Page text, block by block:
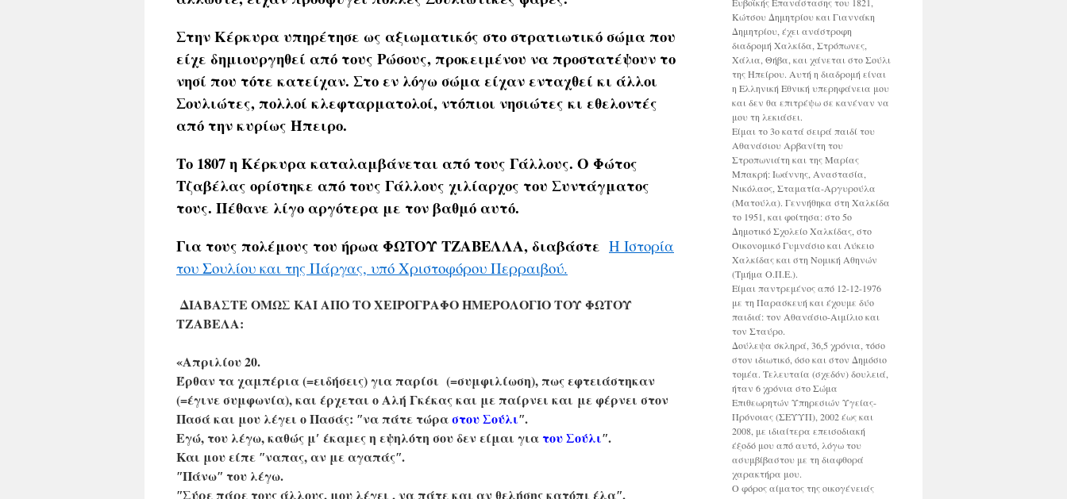
Στην Κέρκυρα υπηρέτησε ως αξιωματικός στο στρατιωτικό σώμα που
είχε δημιουργηθεί από τους Ρώσους, προκειμένου να προστατέψουν το
νησί που τότε κατείχαν. Στο εν λόγω σώμα είχαν ενταχθεί κι άλλοι
Σουλιώτες, πολλοί κλεφταρματολοί, ντόπιοι νησιώτες κι εθελοντές
από την κυρίως Ήπειρο.
Το 1807 η Κέρκυρα καταλαμβάνεται από τους Γάλλους. Ο Φώτος
Τζαβέλας ορίστηκε από τους Γάλλους χιλίαρχος του Συντάγματος
τους. Πέθανε λίγο αργότερα με τον βαθμό αυτό.
Για τους πολέμους του ήρωα ΦΩΤΟΥ ΤΖΑΒΕΛΛΑ, διαβάστε Η Ιστορία
του Σουλίου και της Πάργας, υπό Χριστοφόρου Περραιβού.
ΔΙΑΒΑΣΤΕ ΟΜΩΣ ΚΑΙ ΑΠΟ ΤΟ ΧΕΙΡΟΓΡΑΦΟ ΗΜΕΡΟΛΟΓΙΟ ΤΟΥ ΦΩΤΟΥ
ΤΖΑΒΕΛΑ:
«Απριλίου 20.
Έρθαν τα χαμπέρια (=ειδήσεις) για παρίσι (=συμφιλίωση), πωςεφτειάστηκαν
(=έγινε συμφωνία), και έρχεται ο Αλή Γκέκας και με παίρνει και με φέρνει στον
Πασά και μου λέγει ο Πασάς: ʺνα πάτε τώραστου Σούλιʺ.
Εγώ, του λέγω,καθώς μʹ έκαμες η εψηλότη σου δεν είμαι γιατου Σούλιʺ.
Και μου είπε ʺναπας, αν με αγαπάςʺ.
ʺΠάνωʺ του λέγω.
ʺΣύρε πάρε τους άλλους, μου λέγει , να πάτε και αν θελήσης κατόπι έλαʺ.
Κώτσου Δημητρίου και Γιαννάκη
Δημητρίου, έχει ανάστροφη
διαδρομή Χαλκίδα, Στρόπωνες,
Χάλια, Θήβα, και χάνεται στο Σούλι
της Ηπείρου. Αυτή η διαδρομή είναι
η Ελληνική Εθνική υπερηφάνεια μου
και δεν θα επιτρέψω σε κανέναν να
μου τη λεκιάσει.
Είμαι το 3ο κατά σειρά παιδί του
Αθανάσιου Αρβανίτη του
Στροπωνιάτη και της Μαρίας
Μπακρή: Ιωάννης, Αναστασία,
Νικόλαος, Σταματία-Αργυρούλα
(Ματούλα). Γεννήθηκα στη Χαλκίδα
το 1951, και φοίτησα: στο 5ο
Δημοτικό Σχολείο Χαλκίδας, στο
Οικονομικό Γυμνάσιο και Λύκειο
Χαλκίδας και στη Νομική Αθηνών
(Τμήμα Ο.Π.Ε.).
Είμαι παντρεμένος από 12-12-1976
με τη Παρασκευή και έχουμε δύο
παιδιά: τον Αθανάσιο-Αιμίλιο και
τον Σταύρο.
Δούλεψα σκληρά, 36,5 χρόνια, τόσο
στον ιδιωτικό, όσο και στον Δημόσιο
τομέα. Τελευταία (σχεδόν) δουλειά,
ήταν 6 χρόνια στο Σώμα
Επιθεωρητών Υπηρεσιών Υγείας-
Πρόνοιας (ΣΕΥΥΠ), 2002 έως και
2008, με ιδιαίτερα επεισοδιακή
έξοδό μου από αυτό, λόγω του
ασυμβίβαστου με τη διαφθορά
χαρακτήρα μου.
Ο φόρος αίματος της οικογένειάς